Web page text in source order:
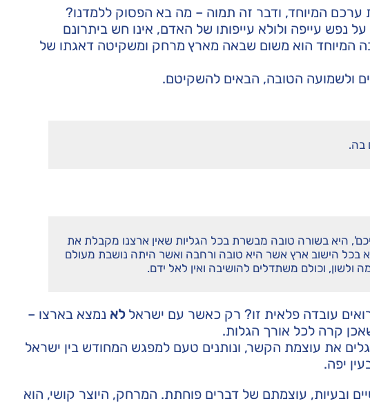
ערכם המיוחד, ודבר זה תמוה – מה בא הפסוק ללמדנו?
עייפה ולולא עייפותו של האדם, אינו חש ביתרונם
המיוחד הוא משום שבאה מארץ מרחק ומשקיטה דאגתו של
ולשמועה הטובה, הבאים להשקיטם.
בה.
היא בשורה טובה מבשרת בכל הגליות שאין ארצנו מקבלת את
בכל הישוב ארץ אשר היא טובה ורחבה ואשר היתה נושבת מעולם
וכולם משתדלים להושיבה ואין לאל ידם.
עובדה פלאית זו? רק כאשר עם ישראללא נמצא בארצו –
קרה לכל אורך הגלות.
את עוצמת הקשר, ונותנים טעם למפגש המחודש בין ישראל
יפה.
ובעיות, עוצמתם של דברים פוחתת. המרחק, היוצר קושי, הוא